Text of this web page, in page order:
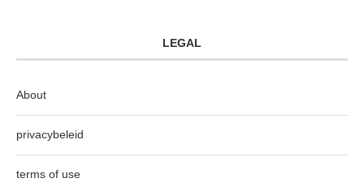
LEGAL
About
privacybeleid
terms of use